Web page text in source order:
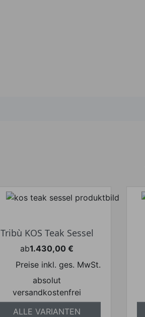
Tribù KOS Teak Sessel
ab
Preis
1.430,00 €
Preise inkl. ges. MwSt.
absolut
versandkostenfrei
ALLE VARIANTEN